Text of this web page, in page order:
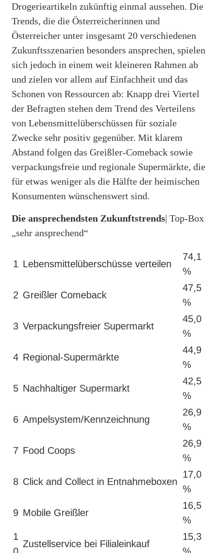
Drogerieartikeln zukünftig einmal aussehen. Die
Trends, die die Österreicherinnen und
Österreicher unter insgesamt 20 verschiedenen
Zukunftsszenarien besonders ansprechen, spielen
sich jedoch in einem weit kleineren Rahmen ab
und zielen vor allem auf Einfachheit und das
Schonen von Ressourcen ab: Knapp drei Viertel
der Befragten stehen dem Trend des Verteilens
von Lebensmittelüberschüssen für soziale
Zwecke sehr positiv gegenüber. Mit klarem
Abstand folgen das Greißler-Comeback sowie
verpackungsfreie und regionale Supermärkte, die
für etwas weniger als die Hälfte der heimischen
Konsumenten wünschenswert sind.
Die ansprechendsten Zukunftstrends| Top-Box
„sehr ansprechend“
1 Lebensmittelüberschüsse verteilen
74,1
%
2 Greißler Comeback
47,5
%
3 Verpackungsfreier Supermarkt
45,0
%
4 Regional-Supermärkte
44,9
%
5 Nachhaltiger Supermarkt
42,5
%
6 Ampelsystem/Kennzeichnung
26,9
%
7 Food Coops
26,9
%
8 Click and Collect in Entnahmeboxen
17,0
%
9 Mobile Greißler
16,5
%
1
0
Zustellservice bei Filialeinkauf
15,3
%